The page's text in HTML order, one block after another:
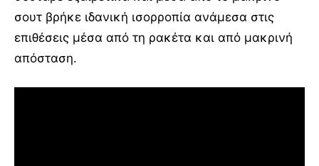
σουτ βρήκε ιδανική ισορροπία ανάμεσα στις
επιθέσεις μέσα από τη ρακέτα και από μακρινή
απόσταση.